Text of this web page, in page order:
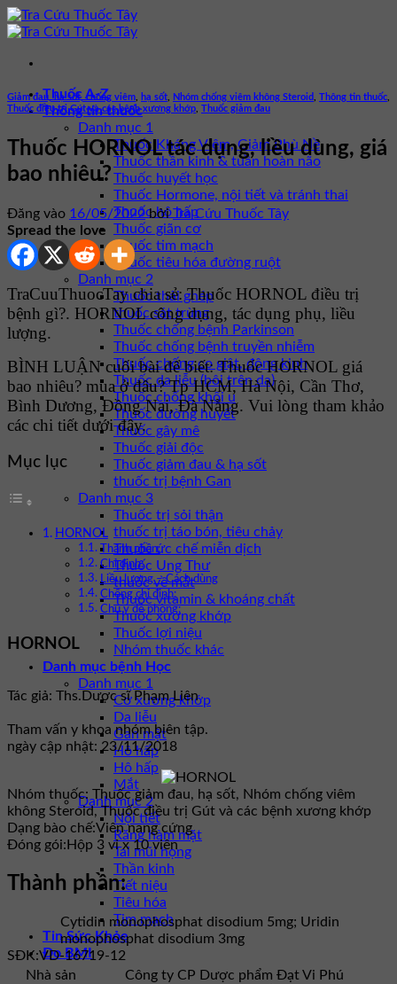
Bỏ
qua
dung
Thuốc A-Z
Thông tin thuốc
Danh mục 1
Thuốc Kháng Viêm, Giảm Phù Nề
Thuốc thần kinh & tuần hoàn não
Thuốc huyết học
Thuốc Hormone, nội tiết và tránh thai
Thuốc hô hấp
Thuốc giãn cơ
Thuốc tim mạch
Thuốc tiêu hóa đường ruột
Danh mục 2
Thuốc thải ghép
thuốc sát trùng
Thuốc chống bệnh Parkinson
Thuốc chống bệnh truyền nhiễm
Thuốc chống co giật, động kinh
Thuốc da liễu (bôi trên da)
Thuốc chống khối u
Thuốc đường huyết
Thuốc gây mê
Thuốc giải độc
Thuốc giảm đau & hạ sốt
thuốc trị bệnh Gan
Danh mục 3
Thuốc trị sỏi thận
thuốc trị táo bón, tiêu chảy
Thuốc ức chế miễn dịch
Thuốc Ung Thư
thuốc về mắt
Thuốc vitamin & khoáng chất
Thuốc xương khớp
Thuốc lợi niệu
Nhóm thuốc khác
Danh mục bệnh Học
Danh mục 1
Cơ xương khớp
Da liễu
Gan mật
Hô hấp
Hô hấp
Mắt
Danh mục 2
Nội tiết
Răng hàm mặt
Tai mũi họng
Thần kinh
Tiết niệu
Tiêu hóa
Tim mạch
Tin Sức Khỏe
Đo BMI
Giảm đau, hạ sốt, chống viêm hạ sốt Nhóm chống viêm không Steroid Thông tin thuốc
Thuốc điều trị Gút và các bệnh xương khớp Thuốc giảm đau
Thuốc HORNOL tác dụng, liều dùng, giá
bao nhiêu?
Đăng vào 16/05/2022 bởiTra Cứu Thuốc Tây
Spread the love
TraCuuThuocTay chia sẻ: Thuốc HORNOL điều trị
bệnh gì?. HORNOL công dụng, tác dụng phụ, liều
lượng.
BÌNH LUẬN cuối bài để biết: Thuốc HORNOL giá
bao nhiêu? mua ở đâu? Tp HCM, Hà Nội, Cần Thơ,
Bình Dương, Đồng Nai, Đà Nẵng. Vui lòng tham khảo
các chi tiết dưới đây.
Mục lục
HORNOL
Thành phần:
Chỉ định:
Liều lượng – Cách dùng
Chống chỉ định:
Chú ý đề phòng:
HORNOL
Tác giả: Ths.Dược sĩ Phạm Liên
Tham vấn y khoa nhóm biên tập.
ngày cập nhật: 23/11/2018
Nhóm thuốc: Thuốc giảm đau, hạ sốt, Nhóm chống viêm
không Steroid, Thuốc điều trị Gút và các bệnh xương khớp
Dạng bào chế:Viên nang cứng
Đóng gói: Hộp 3 vỉ x 10 viên
Thành phần:
Cytidin monophosphat disodium 5mg; Uridin
monophosphat disodium 3mg
SĐK:VD-16719-12
Nhà sản
Công ty CP Dược phẩm Đạt Vi Phú